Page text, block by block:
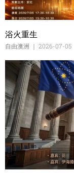
浴火重生
自由澳洲 2026-07-05